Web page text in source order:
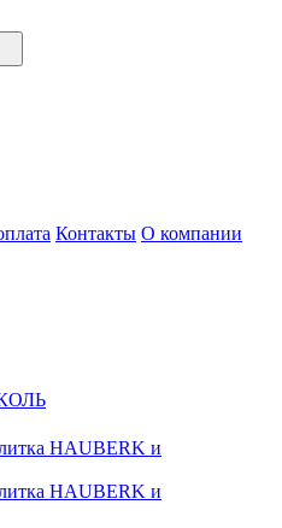
Контакты О компании
HAUBERK и
HAUBERK и